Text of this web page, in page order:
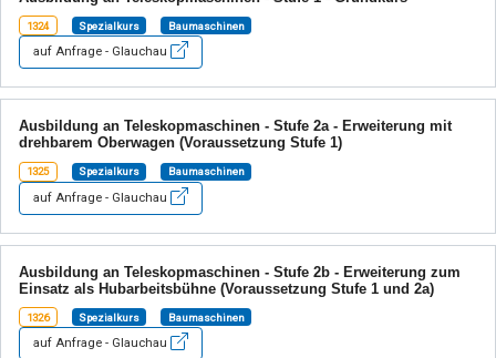
1324 Spezialkurs Baumaschinen
auf Anfrage - Glauchau
Ausbildung an Teleskopmaschinen - Stufe 2a - Erweiterung mit
drehbarem Oberwagen (Voraussetzung Stufe 1)
1325 Spezialkurs Baumaschinen
auf Anfrage - Glauchau
Ausbildung an Teleskopmaschinen - Stufe 2b - Erweiterung zum
Einsatz als Hubarbeitsbühne (Voraussetzung Stufe 1 und 2a)
1326 Spezialkurs Baumaschinen
auf Anfrage - Glauchau